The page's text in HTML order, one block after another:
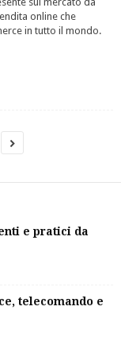
online che
in tutto il mondo.
e pratici da
telecomando e